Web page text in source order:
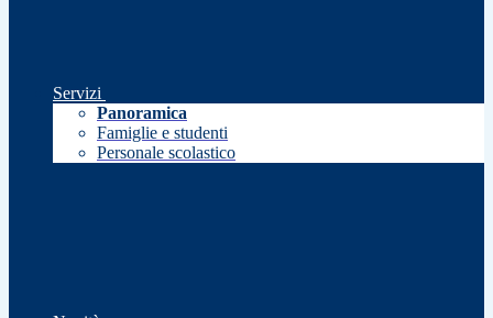
Servizi
Panoramica
Famiglie e studenti
Personale scolastico